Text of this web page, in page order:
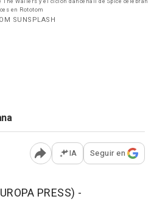
Wailers y el ciclón dancehall de Spice celebran
en Rototom
SUNSPLASH
Abrir opciones para
IA Seguir en
PRESS) -